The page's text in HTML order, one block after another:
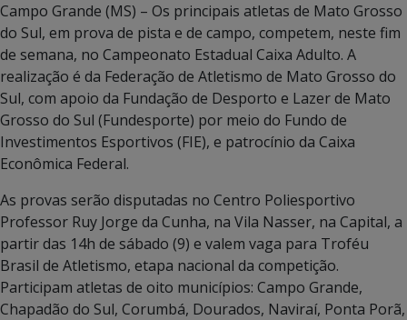
Campo Grande (MS) – Os principais atletas de Mato Grosso
do Sul, em prova de pista e de campo, competem, neste fim
de semana, no Campeonato Estadual Caixa Adulto. A
realização é da Federação de Atletismo de Mato Grosso do
Sul, com apoio da Fundação de Desporto e Lazer de Mato
Grosso do Sul (Fundesporte) por meio do Fundo de
Investimentos Esportivos (FIE), e patrocínio da Caixa
Econômica Federal.
As provas serão disputadas no Centro Poliesportivo
Professor Ruy Jorge da Cunha, na Vila Nasser, na Capital, a
partir das 14h de sábado (9) e valem vaga para Troféu
Brasil de Atletismo, etapa nacional da competição.
Participam atletas de oito municípios: Campo Grande,
Chapadão do Sul, Corumbá, Dourados, Naviraí, Ponta Porã,